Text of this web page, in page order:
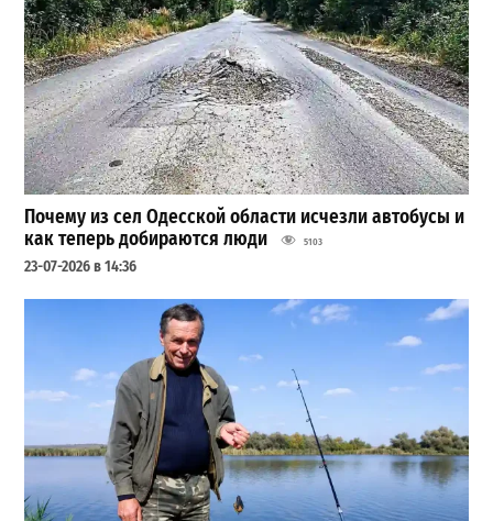
Почему из сел Одесской области исчезли автобусы и
как теперь добираются люди
5103
23-07-2026 в 14:36